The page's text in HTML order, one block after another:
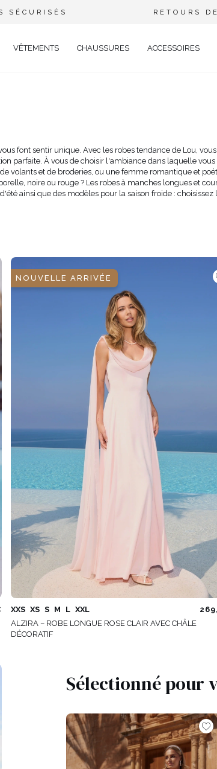
SÉCURISÉS RETOURS
/ BRETELLES
MANCHES
BRETELLES
CATÉGORIES
POPULAIRES
POUR LE MARIAGE
NOUVEAUTÉS
VÊTEMENTS CHAUSSURES ACCESSOIRES
font sentir unique. Avec les robes tendance de Lou,
parfaite. À vous de choisir l'ambiance dans laquelle
volants et de broderies, ou une femme romantique et
noire ou rouge ? Les robes à manches longues et
ainsi que des modèles pour la saison froide :
NOUVELLE ARRIVÉE
XXS XS S M L XXL
ALZIRA – ROBE LONGUE ROSE CLAIR AVEC CHÂLE
DÉCORATIF
Sélectionné pour